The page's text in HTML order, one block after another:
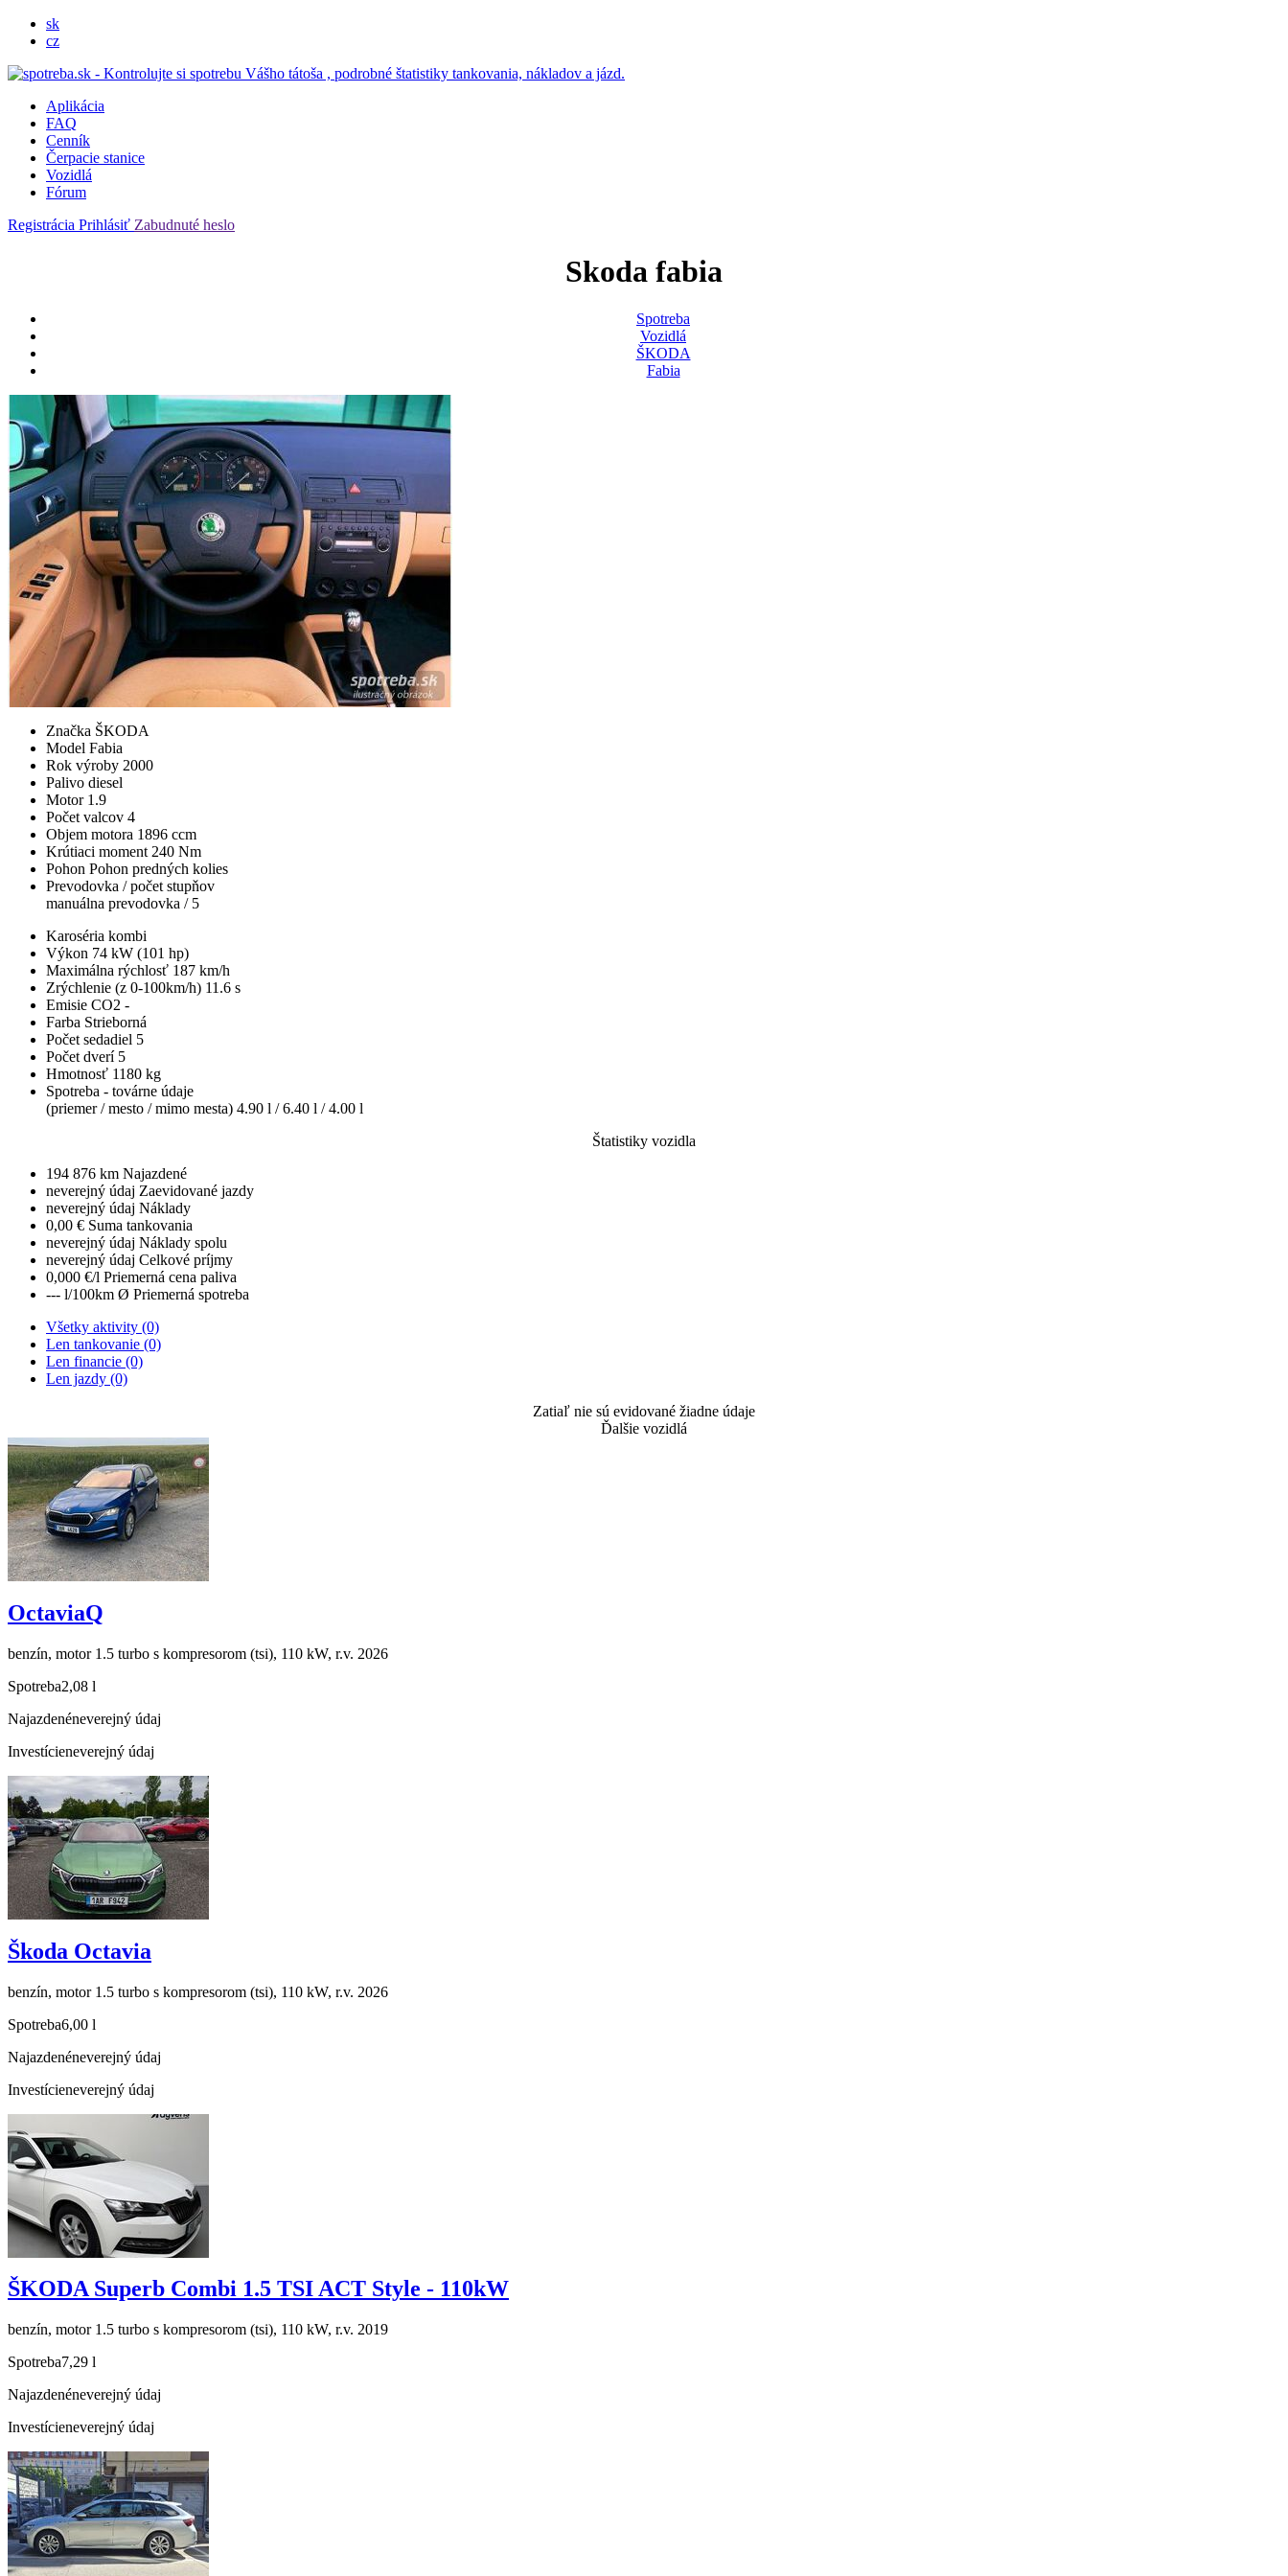
sk
cz
Aplikácia
FAQ
Cenník
Čerpacie stanice
Vozidlá
Fórum
Registrácia Prihlásiť Zabudnuté heslo
Skoda fabia
Spotreba
Vozidlá
ŠKODA
Fabia
Značka ŠKODA
Model Fabia
Rok výroby 2000
Palivo diesel
Motor 1.9
Počet valcov 4
Objem motora 1896 ccm
Krútiaci moment 240 Nm
Pohon Pohon predných kolies
Prevodovka / počet stupňov
manuálna prevodovka / 5
Karoséria kombi
Výkon 74 kW (101 hp)
Maximálna rýchlosť 187 km/h
Zrýchlenie (z 0-100km/h) 11.6 s
Emisie CO2 -
Farba Strieborná
Počet sedadiel 5
Počet dverí 5
Hmotnosť 1180 kg
Spotreba - továrne údaje
(priemer / mesto / mimo mesta) 4.90 l / 6.40 l / 4.00 l
Štatistiky vozidla
194 876 km Najazdené
neverejný údaj Zaevidované jazdy
neverejný údaj Náklady
0,00 € Suma tankovania
neverejný údaj Náklady spolu
neverejný údaj Celkové príjmy
0,000 €/l Priemerná cena paliva
--- l/100km Ø Priemerná spotreba
Všetky aktivity (0)
Len tankovanie (0)
Len financie (0)
Len jazdy (0)
Zatiaľ nie sú evidované žiadne údaje
Ďalšie vozidlá
OctaviaQ
benzín, motor 1.5 turbo s kompresorom (tsi), 110 kW, r.v. 2026
Spotreba2,08 l
Najazdenéneverejný údaj
Investícieneverejný údaj
Škoda Octavia
benzín, motor 1.5 turbo s kompresorom (tsi), 110 kW, r.v. 2026
Spotreba6,00 l
Najazdenéneverejný údaj
Investícieneverejný údaj
ŠKODA Superb Combi 1.5 TSI ACT Style - 110kW
benzín, motor 1.5 turbo s kompresorom (tsi), 110 kW, r.v. 2019
Spotreba7,29 l
Najazdenéneverejný údaj
Investícieneverejný údaj